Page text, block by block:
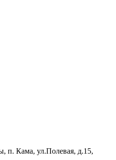
п. Кама, ул.Полевая, д.15,